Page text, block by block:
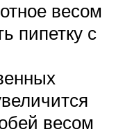
весом
пипетку с
весом